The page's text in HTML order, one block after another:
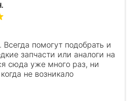
помогут подобрать и
запчасти или аналоги на
сюда уже много раз, ни
не возникало